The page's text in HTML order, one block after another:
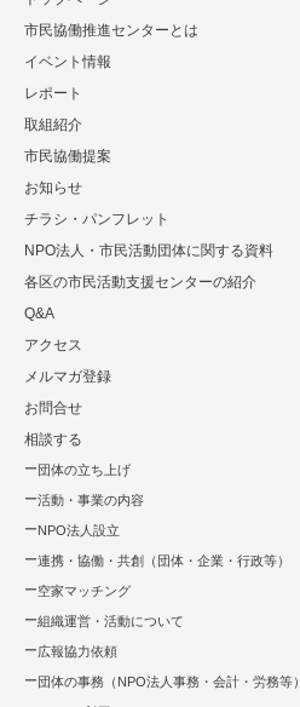
市民協働推進センターとは
イベント情報
レポート
取組紹介
市⺠協働提案
お知らせ
チラシ・パンフレット
NPO法⼈・市⺠活動団体に関する資料
各区の市⺠活動⽀援センターの紹介
Q&A
アクセス
メルマガ登録
お問合せ
相談する
団体の立ち上げ
活動・事業の内容
NPO法⼈設⽴
連携・協働・共創（団体・企業・⾏政等）
空家マッチング
組織運営・活動について
広報協⼒依頼
団体の事務（NPO法人事務・会計・労務等）